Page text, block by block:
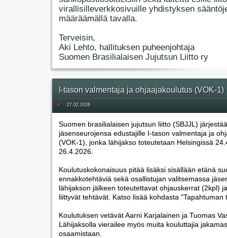
virallisilleverkkosivuille yhdistyksen
määräämällä tavalla.
Terveisin,
Aki Lehto, hallituksen puheenjohtaja
Suomen Brasilialaisen Jujutsun Liitto ry
I-tason valmentaja ja ohjaajakoulutus (VOK-1)
# 27.02.2026
Suomen brasilialaisen jujutsun liitto (SBJJL) järjestää
jäsenseurojensa edustajille I-tason valmentaja ja
(VOK-1), jonka lähijakso toteutetaan Helsingissä
26.4.2026.
Koulutuskokonaisuus pitää lisäksi sisällään etänä
ennakkotehtäviä sekä osallistujan valitsemassa
lähijakson jälkeen toteutettavat ohjauskerrat (2kpl)
liittyvät tehtävät. Katso lisää kohdasta "Tapahtuman
Koulutuksen vetävät Aarni Karjalainen ja Tuomas
Lähijaksolla vierailee myös muita kouluttajia
osaamistaan.